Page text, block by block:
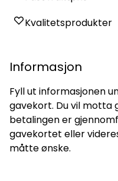
Kvalitetsprodukter
Informasjon
Fyll ut informasjonen
gavekort. Du vil
betalingen er
gavekortet eller
måtte ønske.